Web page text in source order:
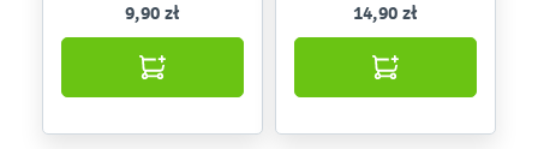
9,90 zł 14,90 zł